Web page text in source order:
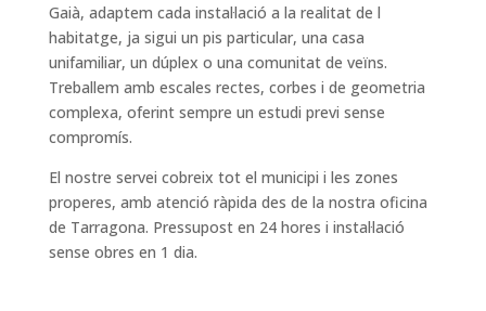
Gaià, adaptem cada instal·lació a la realitat de l
habitatge, ja sigui un pis particular, una casa
unifamiliar, un dúplex o una comunitat de veïns.
Treballem amb escales rectes, corbes i de geometria
complexa, oferint sempre un estudi previ sense
compromís.
El nostre servei cobreix tot el municipi i les zones
properes, amb atenció ràpida des de la nostra oficina
de Tarragona. Pressupost en 24 hores i instal·lació
sense obres en 1 dia.